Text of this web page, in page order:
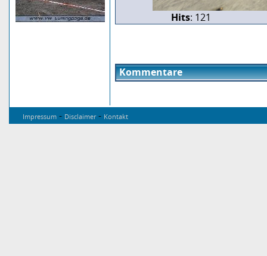
Hits: 121
Kommentare
Impressum - Disclaimer- Kontakt